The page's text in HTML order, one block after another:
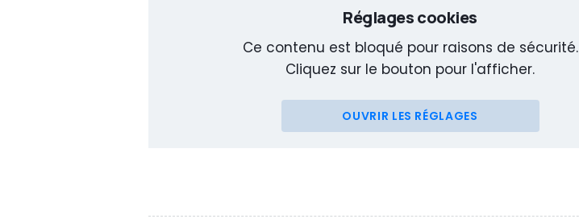
Réglages cookies
Ce contenu est bloqué pour raisons de sécurité.
Cliquez sur le bouton pour l'afficher.
OUVRIR LES RÉGLAGES